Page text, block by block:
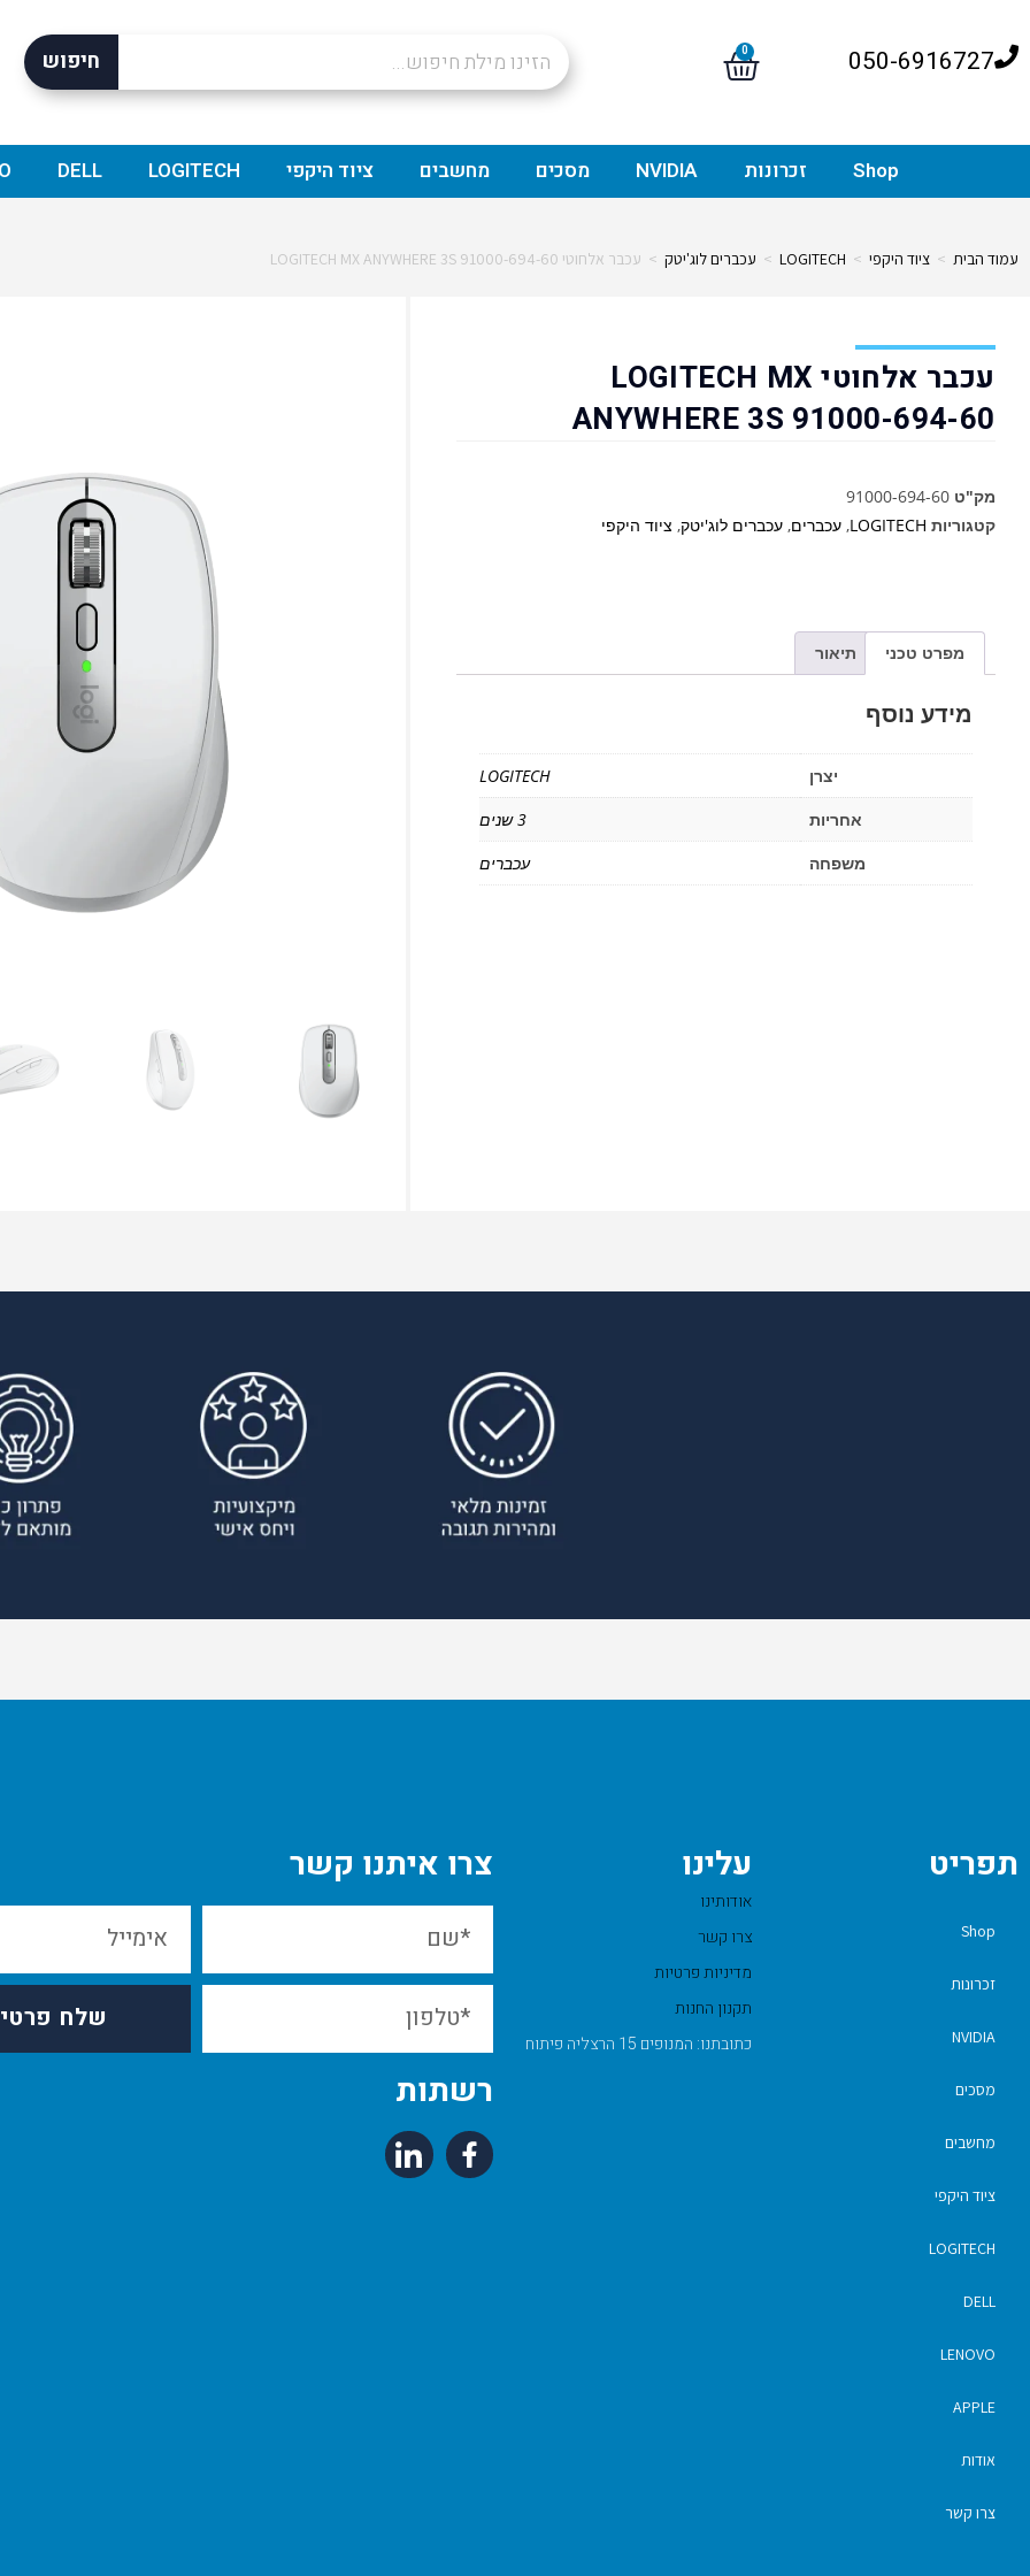
050-6916727
0 חיפוש
Shop זכרונות NVIDIA מסכים מחשבים ציוד היקפי LOGITECH
DELL
עמוד הבית > ציוד היקפי >
LOGITECH
> עכברים לוג'יטק > עכבר אלחוטי LOGITECH MX ANYWHERE 3S 91000-694-60
עכבר אלחוטי LOGITECH MX
ANYWHERE 3S 91000-694-60
מק"ט 91000-694-60
קטגוריות LOGITECH
, עכברים, עכברים לוג'יטק, ציוד היקפי
מפרט טכני תיאור
מידע נוסף
יצרן
LOGITECH
אחריות
3 שנים
משפחה
עכברים
תפריט
Shop
זכרונות
NVIDIA
מסכים
מחשבים
ציוד היקפי
LOGITECH
DELL
LENOVO
APPLE
אודות
צרו קשר
עלינו
אודותינו
צרו קשר
מדיניות פרטיות
תקנון החנות
כתובתנו: המנופים 15 הרצליה פיתוח
צרו איתנו קשר
שלח
רשתות